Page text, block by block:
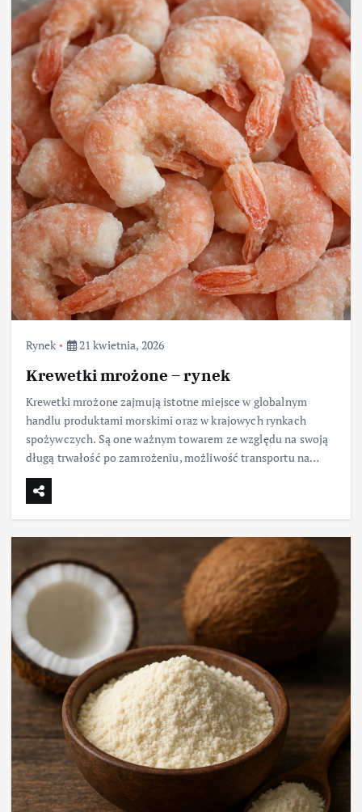
Rynek 21 kwietnia, 2026
Krewetki mrożone – rynek
Krewetki mrożone zajmują istotne miejsce w globalnym
handlu produktami morskimi oraz w krajowych rynkach
spożywczych. Są one ważnym towarem ze względu na swoją
długą trwałość po zamrożeniu, możliwość transportu na…